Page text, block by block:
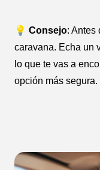
💡 Consejo: Antes
caravana. Echa un
lo que te vas a
opción más segura.